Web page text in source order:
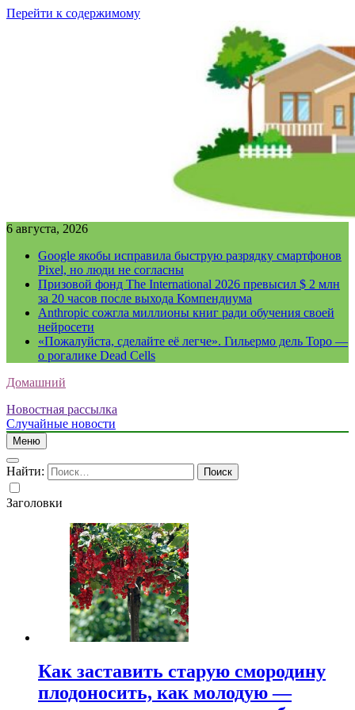
Перейти к содержимому
6 августа, 2026
Google якобы исправила быструю разрядку смартфонов
Pixel, но люди не согласны
Призовой фонд The International 2026 превысил $ 2 млн
за 20 часов после выхода Компендиума
Anthropic сожгла миллионы книг ради обучения своей
нейросети
«Пожалуйста, сделайте её легче». Гильермо дель Торо —
о рогалике Dead Cells
Домашний
Новостная рассылка
Случайные новости
Меню
Найти:
Заголовки
Как заставить старую смородину
плодоносить, как молодую —